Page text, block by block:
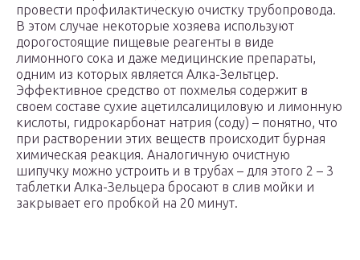
провести профилактическую очистку трубопровода.
В этом случае некоторые хозяева используют
дорогостоящие пищевые реагенты в виде
лимонного сока и даже медицинские препараты,
одним из которых является Алка-Зельтцер.
Эффективное средство от похмелья содержит в
своем составе сухие ацетилсалициловую и лимонную
кислоты, гидрокарбонат натрия (соду) – понятно, что
при растворении этих веществ происходит бурная
химическая реакция. Аналогичную очистную
шипучку можно устроить и в трубах – для этого 2 – 3
таблетки Алка-Зельцера бросают в слив мойки и
закрывает его пробкой на 20 минут.